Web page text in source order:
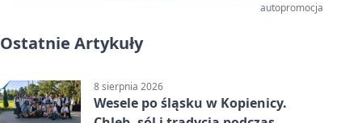
autopromocja
Ostatnie Artykuły
8 sierpnia 2026
Wesele po śląsku w Kopienicy.